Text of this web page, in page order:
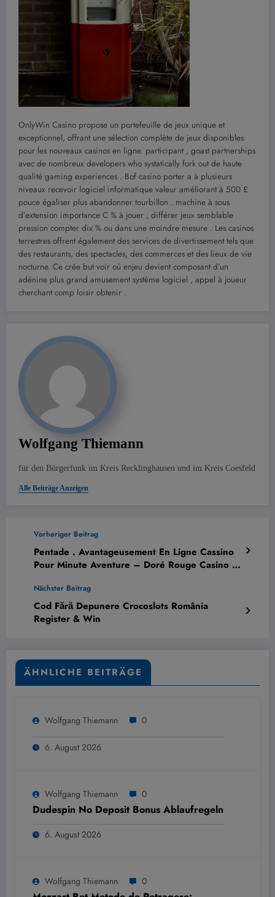
OnlyWin Casino propose un portefeuille de jeux unique et
exceptionnel, offrant une sélection complète de jeux disponibles
pour les nouveaux casinos en ligne. participant , goast partnerships
avec de nombreux developers who systatically fork out de haute
qualité gaming experiences . Bof casino porter a à plusieurs
niveaux recevoir logiciel informatique valeur améliorant à 500 £
pouce égaliser plus abandonner tourbillon . machine à sous
d’extension importance C % à jouer , différer jeux semblable
pression compter dix % ou dans une moindre mesure . Les casinos
terrestres offrent également des services de divertissement tels que
des restaurants, des spectacles, des commerces et des lieux de vie
nocturne. Ce crée but voir où enjeu devient composant d’un
adénine plus grand amusement système logiciel , appel à joueur
cherchant comp loisir obtenir .
Wolfgang Thiemann
für den Bürgerfunk im Kreis Recklinghausen und im Kreis Coesfeld
Alle Beiträge Anzeigen
Vorheriger Beitrag
Pentade . Avantageusement En Ligne Cassino
Pour Minute Aventure – Doré Rouge Casino —
Nächster Beitrag
Cod Fără Depunere Crocoslots România
Register & Win
ÄHNLICHE BEITRÄGE
Wolfgang Thiemann 0
6. August 2026
Wolfgang Thiemann 0
Dudespin No Deposit Bonus Ablaufregeln
6. August 2026
Wolfgang Thiemann 0